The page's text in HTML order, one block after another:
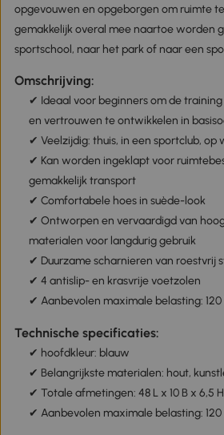
opgevouwen en opgeborgen om ruimte
gemakkelijk overal mee naartoe worden
sportschool, naar het park of naar een
Omschrijving:
✔ Ideaal voor beginners om de
en vertrouwen te ontwikkelen in
✔ Veelzijdig: thuis, in een sportclub, op
✔ Kan worden ingeklapt voor
gemakkelijk transport
✔ Comfortabele hoes in suède-look
✔ Ontworpen en vervaardigd van
materialen voor langdurig gebruik
✔ Duurzame scharnieren van roestvrij
✔ 4 antislip- en krasvrije voetzolen
✔ Aanbevolen maximale belasting: 120
Technische specificaties:
✔ hoofdkleur: blauw
✔ Belangrijkste materialen: hout,
✔ Totale afmetingen: 48 L x 10 B x 6,5
✔ Aanbevolen maximale belasting: 120